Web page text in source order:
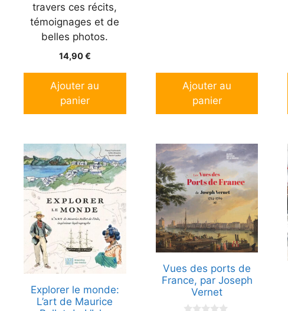
travers ces récits,
témoignages et de
belles photos.
14,90€
Ajouter au
panier
Ajouter au
panier
Explorer le monde:
L’art de Maurice
Vues des ports de
France, par Joseph
Vernet